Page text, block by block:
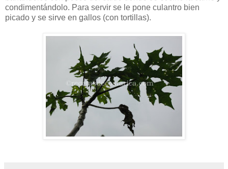
condimentándolo. Para servir se le pone culantro bien
picado y se sirve en gallos (con tortillas).